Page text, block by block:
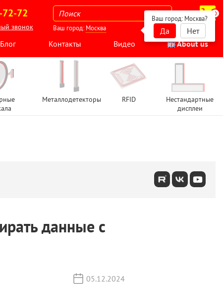
72
звонок
0
Ваш город: Москва
Ваш город: Москва?
Да
Нет
Блог Контакты Видео About us
Металлодетекторы RFID
Нестандартные
дисплеи
данные с
05.12.2024